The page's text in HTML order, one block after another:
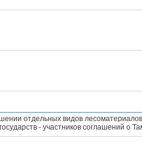
отдельных видов
- участников соглашений о